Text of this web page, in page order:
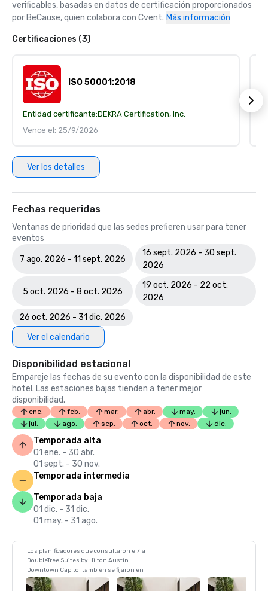
verificables, basadas en datos de certificación proporcionados
por BeCause, quien colabora con Cvent. Más información
Certificaciones (3)
ISO 50001:2018
Entidad certificante:DEKRA Certification, Inc.
Vence el: 25/9/2026
Ver los detalles
Fechas requeridas
Ventanas de prioridad que las sedes prefieren usar para tener
eventos
7 ago. 2026 - 11 sept. 2026
16 sept. 2026 - 30 sept.
2026
5 oct. 2026 - 8 oct. 2026
19 oct. 2026 - 22 oct.
2026
26 oct. 2026 - 31 dic. 2026
Ver el calendario
Disponibilidad estacional
Empareje las fechas de su evento con la disponibilidad de este
hotel. Las estaciones bajas tienden a tener mejor
disponibilidad.
ene. feb. mar. abr. may.
jun.
jul.
ago. sep. oct. nov. dic.
Temporada alta
01 ene. - 30 abr.
01 sept. - 30 nov.
Temporada intermedia
Temporada baja
01 dic. - 31 dic.
01 may. - 31 ago.
Los planificadores que consultaron el/la
DoubleTree Suites by Hilton Austin
Downtown Capitol también se fijaron en